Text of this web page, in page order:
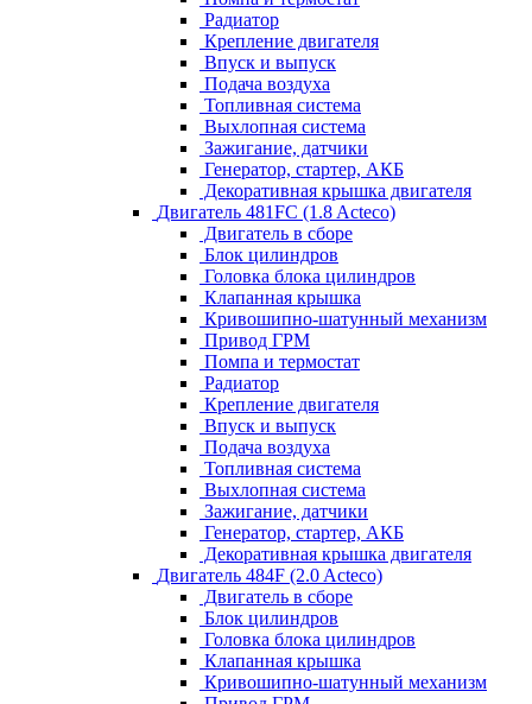
Радиатор
Крепление двигателя
Впуск и выпуск
Подача воздуха
Топливная система
Выхлопная система
Зажигание, датчики
Генератор, стартер, АКБ
Декоративная крышка двигателя
Двигатель 481FC (1.8 Acteco)
Двигатель в сборе
Блок цилиндров
Головка блока цилиндров
Клапанная крышка
Кривошипно-шатунный механизм
Привод ГРМ
Помпа и термостат
Радиатор
Крепление двигателя
Впуск и выпуск
Подача воздуха
Топливная система
Выхлопная система
Зажигание, датчики
Генератор, стартер, АКБ
Декоративная крышка двигателя
Двигатель 484F (2.0 Acteco)
Двигатель в сборе
Блок цилиндров
Головка блока цилиндров
Клапанная крышка
Кривошипно-шатунный механизм